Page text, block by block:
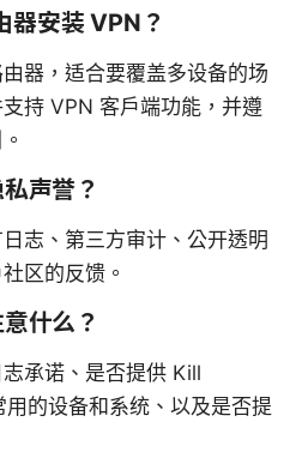
器安装 VPN？
器，适合要覆盖多设备的场
持 VPN 客户端功能，并遵
声誉？
志、第三方审计、公开透明
区的反馈。
什么？
承诺、是否提供 Kill
的设备和系统、以及是否提